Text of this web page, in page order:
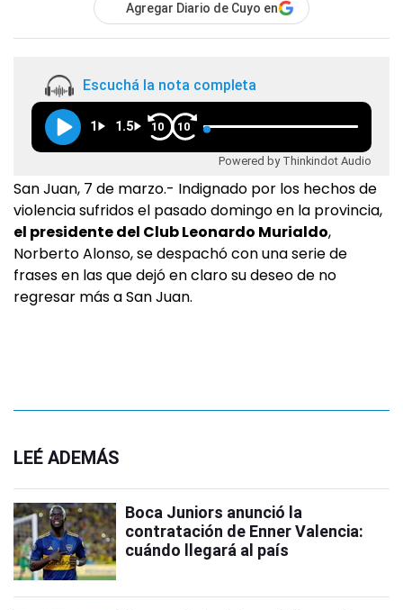
Agregar Diario de Cuyo en
Escuchá la nota completa
1 1.5 10 10
Powered by Thinkindot Audio
San Juan, 7 de marzo.- Indignado por los hechos de
violencia sufridos el pasado domingo en la provincia,
el presidente del Club Leonardo Murialdo,
Norberto Alonso, se despachó con una serie de
frases en las que dejó en claro su deseo de no
regresar más a San Juan.
LEÉ ADEMÁS
Boca Juniors anunció la
contratación de Enner Valencia:
cuándo llegará al país